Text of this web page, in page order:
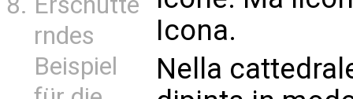
rndes
Beispiel
Icona.
Nella